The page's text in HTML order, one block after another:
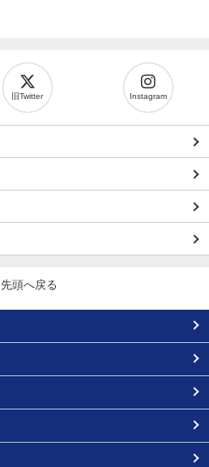
旧Twitter Instagram
先頭へ戻る